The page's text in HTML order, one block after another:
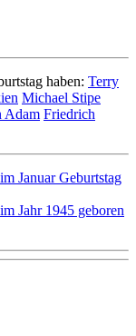
haben: Terry
Michael Stipe
Adam Friedrich
Januar Geburtstag
Jahr 1945 geboren